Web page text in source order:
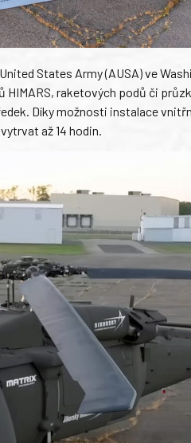
States Army (AUSA) ve
raketových podů či
Díky možnosti instalace
až 14 hodin.